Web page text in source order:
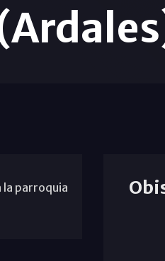
la parroquia